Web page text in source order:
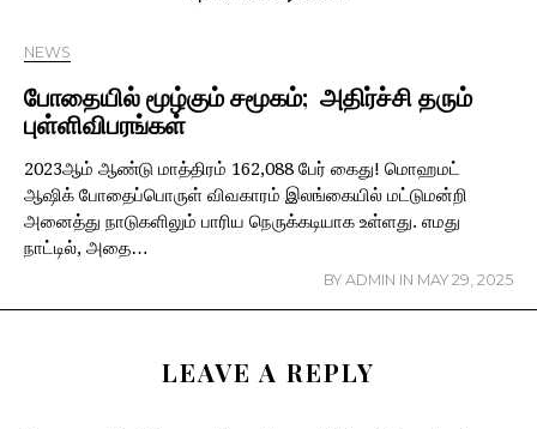
NEWS
போதையில் மூழ்கும் சமூகம்; அதிர்ச்சி தரும்
புள்ளிவிபரங்கள்
2023ஆம் ஆண்டு மாத்திரம் 162,088 பேர் கைது! மொஹமட்
ஆஷிக் போதைப்பொருள் விவகாரம் இலங்கையில் மட்டுமன்றி
அனைத்து நாடுகளிலும் பாரிய நெருக்கடியாக உள்ளது. எமது
நாட்டில், அதை…
BY ADMIN IN MAY 29, 2025
LEAVE A REPLY